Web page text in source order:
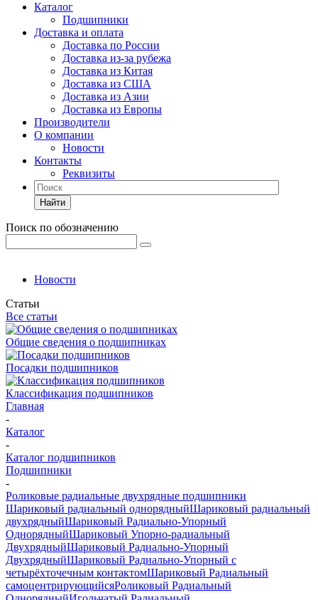
Каталог
Подшипники
Доставка и оплата
Доставка по России
Доставка из-за рубежа
Доставка из Китая
Доставка из США
Доставка из Азии
Доставка из Европы
Производители
О компании
Новости
Контакты
Реквизиты
Найти
Поиск по обозначению
Новости
Статьи
Все статьи
Общие сведения о подшипниках
Посадки подшипников
Классификация подшипников
Главная
-
Каталог
-
Каталог подшипников
Подшипники
-
Роликовые радиальные двухрядные подшипники
Шариковый радиальный однорядныйШариковый радиальный
двухрядныйШариковый Радиально-Упорный
ОднорядныйШариковый Упорно-радиальный
ДвухрядныйШариковый Радиально-Упорный
ДвухрядныйШариковый Радиально-Упорный с
четырёхточечным контактомШариковый Радиальный
самоцентрирующийсяРоликовый Радиальный